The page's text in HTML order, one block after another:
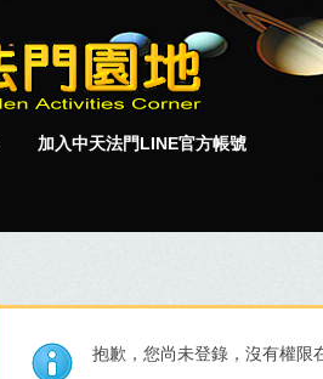
加入中天法門LINE官方帳號
抱歉，您尚未登錄，沒有權限